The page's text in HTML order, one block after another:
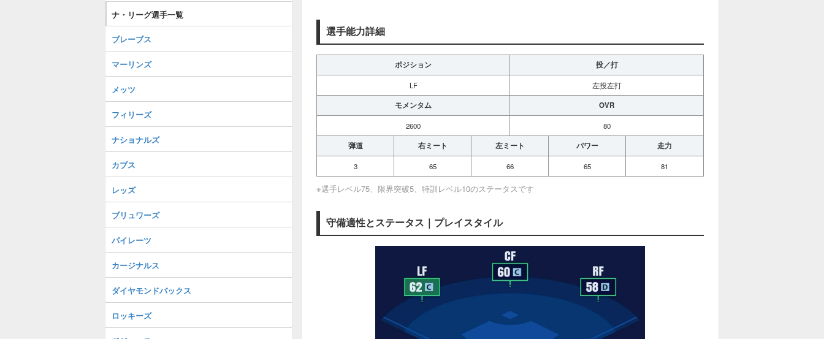
選手能力詳細
ポジション 投／打
LF 左投左打
モメンタム OVR
2600 80
弾道 右ミート 左ミート パワー 走力
3 65 66 65 81
※選手レベル75、限界突破5、特訓レベル10のステータスです
守備適性とステータス｜プレイスタイル
ナ・リーグ選手一覧
ブレーブス
マーリンズ
メッツ
フィリーズ
ナショナルズ
カブス
レッズ
ブリュワーズ
パイレーツ
カージナルス
ダイヤモンドバックス
ロッキーズ